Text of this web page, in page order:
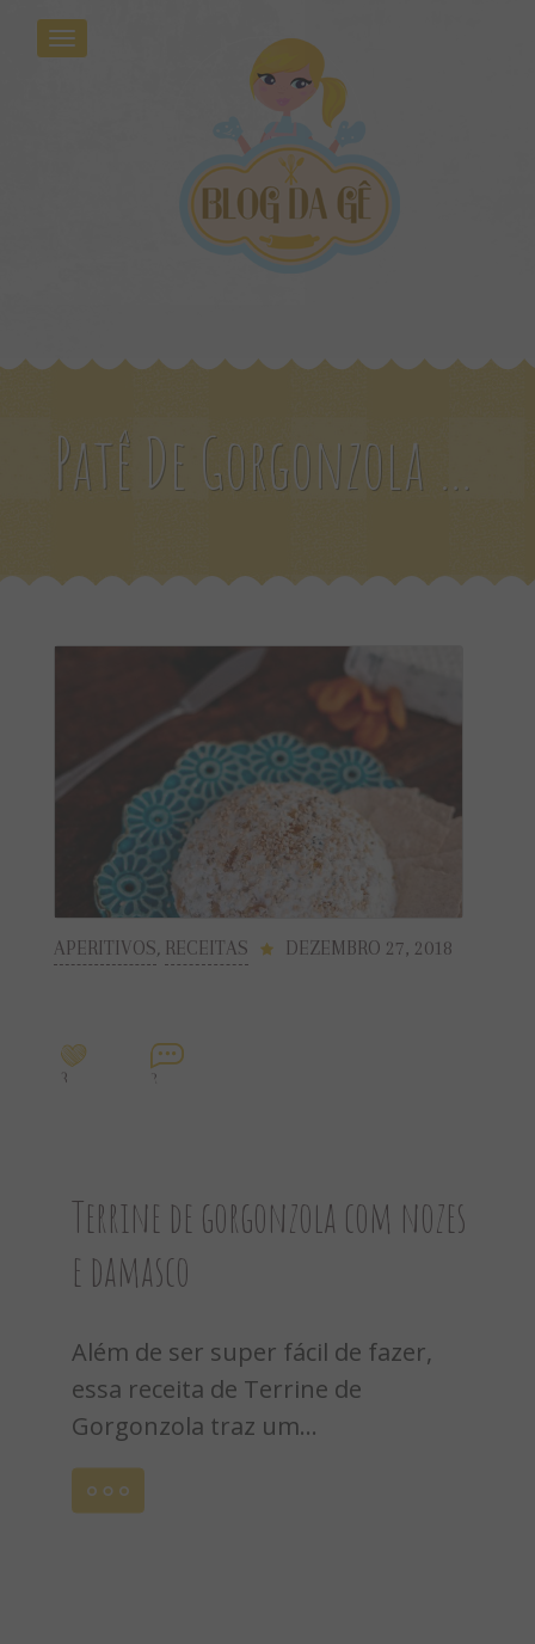
Patê De Gorgonzola Com Damasco
APERITIVOS, RECEITAS DEZEMBRO 27, 2018
8 2
Terrine de gorgonzola com nozes
e damasco
Além de ser super fácil de fazer,
essa receita de Terrine de
Gorgonzola traz um...